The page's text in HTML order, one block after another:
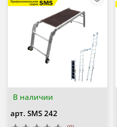
В наличии
арт. SMS 242